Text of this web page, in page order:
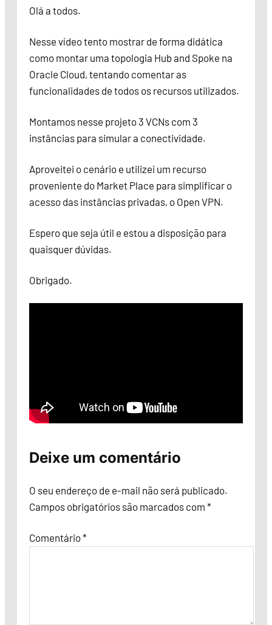
Olá a todos.
Nesse vídeo tento mostrar de forma didática
como montar uma topologia Hub and Spoke na
Oracle Cloud, tentando comentar as
funcionalidades de todos os recursos utilizados.
Montamos nesse projeto 3 VCNs com 3
instâncias para simular a conectividade.
Aproveitei o cenário e utilizei um recurso
proveniente do Market Place para simplificar o
acesso das instâncias privadas, o Open VPN.
Espero que seja útil e estou a disposição para
quaisquer dúvidas.
Obrigado.
Deixe um comentário
O seu endereço de e-mail não será publicado.
Campos obrigatórios são marcados com *
Comentário*